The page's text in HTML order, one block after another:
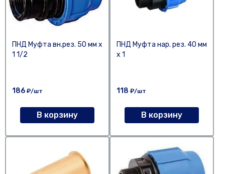
ПНД Муфта вн.рез. 50 мм х
1 1/2
186 ₽/шт
В корзину
ПНД Муфта нар. рез. 40 мм
х 1
118 ₽/шт
В корзину